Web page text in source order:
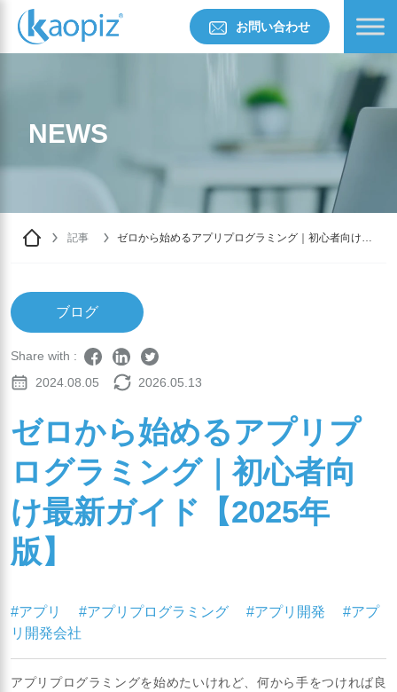
お問い合わせ
NEWS
記事
ゼロから始めるアプリプログラミング｜初心者向け最
ブログ
Share with :
2024.08.05
2026.05.13
ゼロから始めるアプリプ
ログラミング｜初心者向
け最新ガイド【2025年
版】
#アプリ #アプリプログラミング #アプリ開発
#アプ
リ開発会社
アプリプログラミングを始めたいけれど、何から手をつければ良